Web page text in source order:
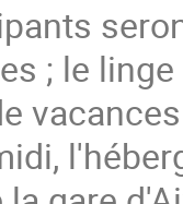
; le